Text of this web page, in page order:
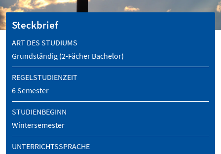
Steckbrief
ART DES STUDIUMS
Grundständig (2-Fächer Bachelor)
REGELSTUDIENZEIT
6 Semester
STUDIENBEGINN
Wintersemester
UNTERRICHTSSPRACHE